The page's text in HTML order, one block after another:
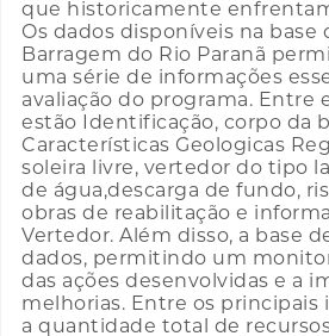
que historicamente
Os dados disponíveis na base
Barragem do Rio Paranã
uma série de informações
avaliação do programa. Entre
estão Identificação, corpo da
Características Geologicas
soleira livre, vertedor do tipo
de água,descarga de fundo,
obras de reabilitação e
Vertedor. Além disso, a base
dados, permitindo um
das ações desenvolvidas e a
melhorias. Entre os principais
a quantidade total de